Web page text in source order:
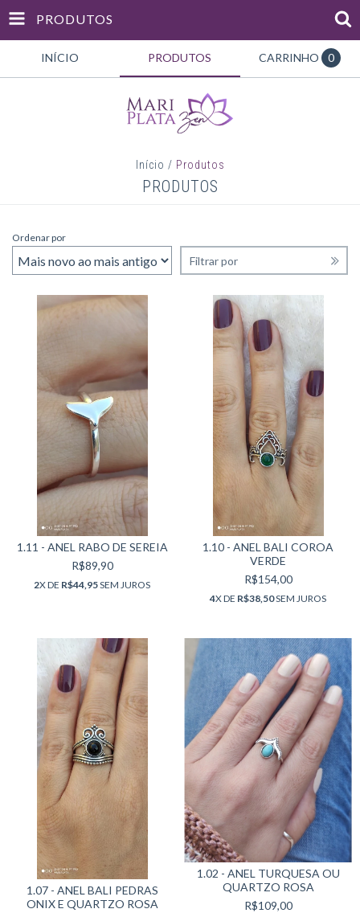
PRODUTOS
INÍCIO PRODUTOS CARRINHO 0
Início / Produtos
PRODUTOS
Ordenar por
Filtrar por
1.11 - ANEL RABO DE SEREIA
R$89,90
2X DE R$44,95SEM JUROS
1.10 - ANEL BALI COROA
VERDE
R$154,00
4X DE R$38,50SEM JUROS
1.07 - ANEL BALI PEDRAS
ONIX E QUARTZO ROSA
1.02 - ANEL TURQUESA OU
QUARTZO ROSA
R$109,00